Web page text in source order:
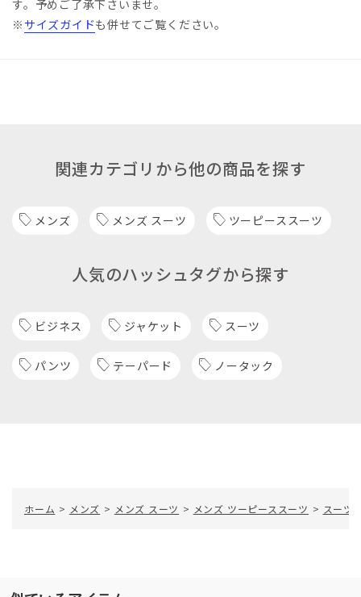
す。予めご了承下さいませ。
※ サイズガイドも併せてご覧ください。
関連カテゴリから他の商品を探す
メンズ メンズ スーツ ツーピーススーツ
人気のハッシュタグから探す
ビジネス ジャケット スーツ
パンツ テーパード ノータック
ホーム > メンズ > メンズ スーツ > メンズ ツーピーススーツ > スーツ